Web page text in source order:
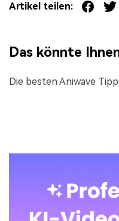
Artikel teilen:
Das könnte
Die besten Aniwave